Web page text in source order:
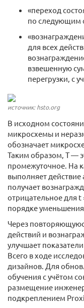
«переход
по следующим
для всех
взвешенную
перегрузки, с
источник: hsto.org
В исходном
микросхемы и
обозначает
Таким образом, T —
промежуточное. На
выполняет действие
получает
отрицательное для
порядке
Через
действий и
улучшает
Всего в ходе
дизайнов. Для
обучения с учётом
размещение
подкреплением